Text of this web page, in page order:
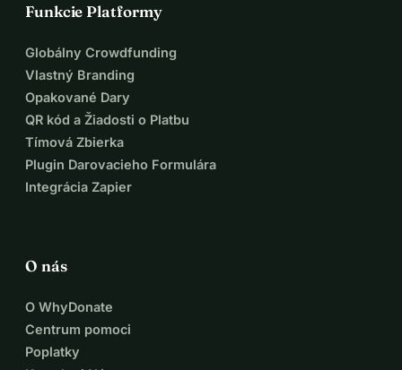
Funkcie Platformy
Globálny Crowdfunding
Vlastný Branding
Opakované Dary
QR kód a Žiadosti o Platbu
Tímová Zbierka
Plugin Darovacieho Formulára
Integrácia Zapier
O nás
O WhyDonate
Centrum pomoci
Poplatky